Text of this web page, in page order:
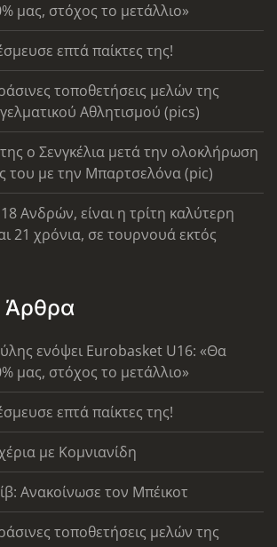
μας, στόχος το μετάλλιο»
επτά παίκτες της!
τοποθετήσεις μελών της
Αθλητισμού (pics)
ο Σενγκέλια μετά την ολοκλήρωση
του με την Μπαρτσελόνα (pic)
Ανδρών, είναι η τρίτη καλύτερη
21 χρόνια, σε τουρνουά εκτός
Άρθρα
ενόψει Eurobasket U16: «Θα
μας, στόχος το μετάλλιο»
επτά παίκτες της!
με Κομνιανίδη
Ανακοίνωσε τον Μπέικοτ
τοποθετήσεις μελών της